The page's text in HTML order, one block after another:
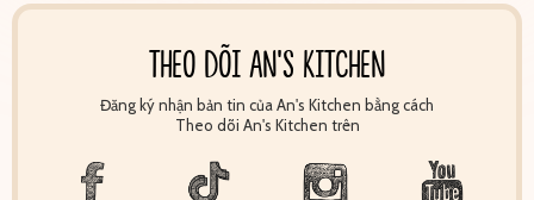
THEO DÕI AN'S KITCHEN
Đăng ký nhận bản tin của An's Kitchen bằng cách
Theo dõi An's Kitchen trên